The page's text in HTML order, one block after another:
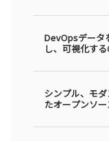
DevOpsデータ
し、可視化す
シンプル、モ
たオープンソ